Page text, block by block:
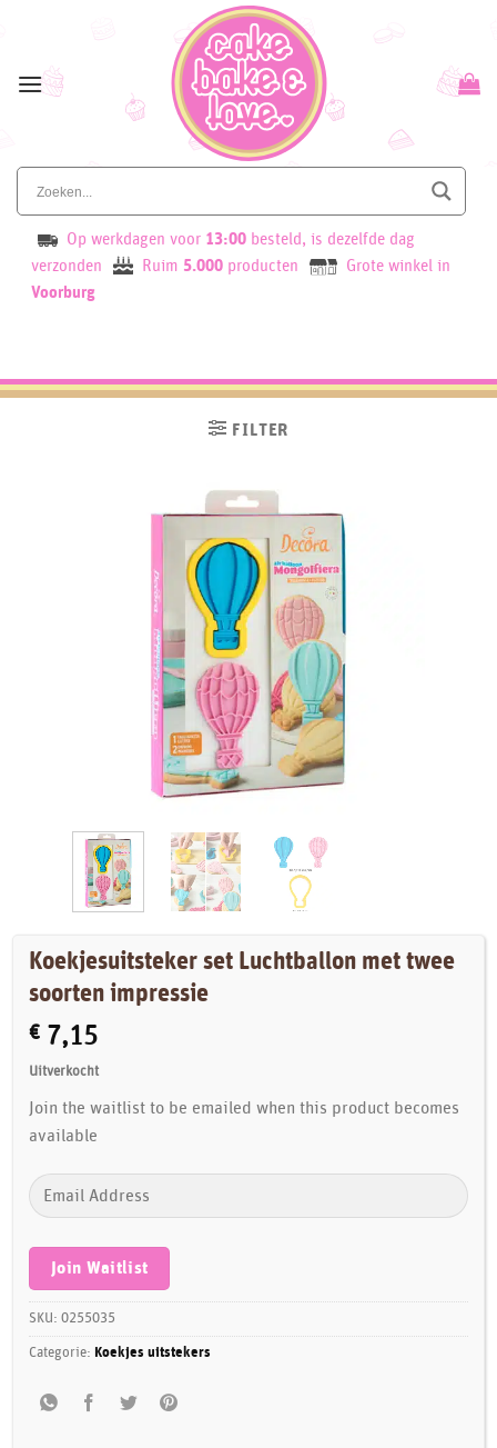
content
Op werkdagen voor 13:00 besteld, is dezelfde dag
verzonden
Ruim 5.000 producten
Grote winkel in
Voorburg
FILTER
Koekjesuitsteker set Luchtballon met twee
soorten impressie
€ 7,15
Uitverkocht
Join the waitlist to be emailed when this product becomes
available
Enter
your
address
to
join
the
waitlist
this
Join Waitlist
SKU:0255035
Categorie: Koekjes uitstekers